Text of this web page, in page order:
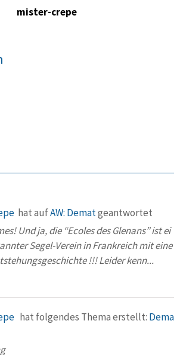
mister-crepe
hat aufAW: Dematgeantwortet
Und ja, die “Ecoles des Glenans” ist ei
Segel-Verein in Frankreich mit eine
!!! Leider kenn...
hat folgendes Thema erstellt: Dema